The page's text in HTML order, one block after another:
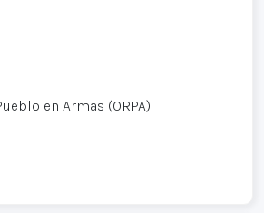
en Armas (ORPA)